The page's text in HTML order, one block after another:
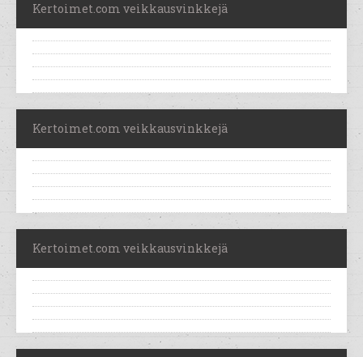
Kertoimet.com veikkausvinkkejä
Kertoimet.com veikkausvinkkejä
Kertoimet.com veikkausvinkkejä